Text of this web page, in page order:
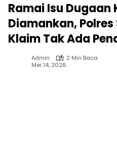
Ramai Isu Dugaan
Diamankan,
Klaim Tak Ada
Admin
2 Min Baca
Mei 14, 2026